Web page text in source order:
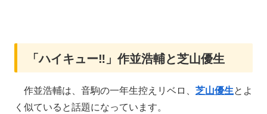
「ハイキュー‼」作並浩輔と芝山優生
作並浩輔は、音駒の一年生控えリベロ、 芝山優生とよ
く似ていると話題になっています。